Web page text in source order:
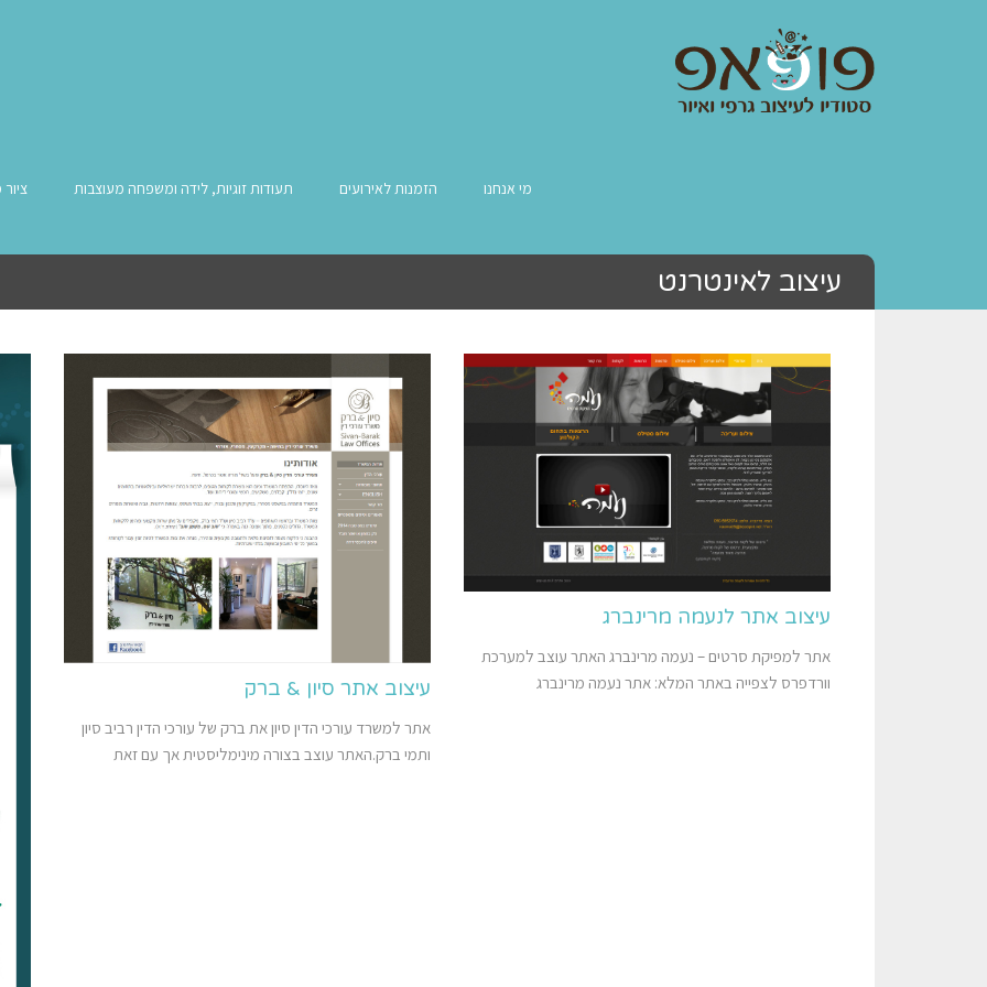
מי אנחנו הזמנות לאירועים תעודות זוגיות, לידה ומשפחה מעוצבות
עיצוב לאינטרנט
עיצוב אתר לנעמה מרינברג
אתר למפיקת סרטים – נעמה מרינברג האתר עוצב למערכת
וורדפרס לצפייה באתר המלא: אתר נעמה מרינברג
עיצוב אתר סיון & ברק
אתר למשרד עורכי הדין סיון את ברק של עורכי הדין רביב סיון
ותמי ברק.האתר עוצב בצורה מינימליסטית אך עם זאת